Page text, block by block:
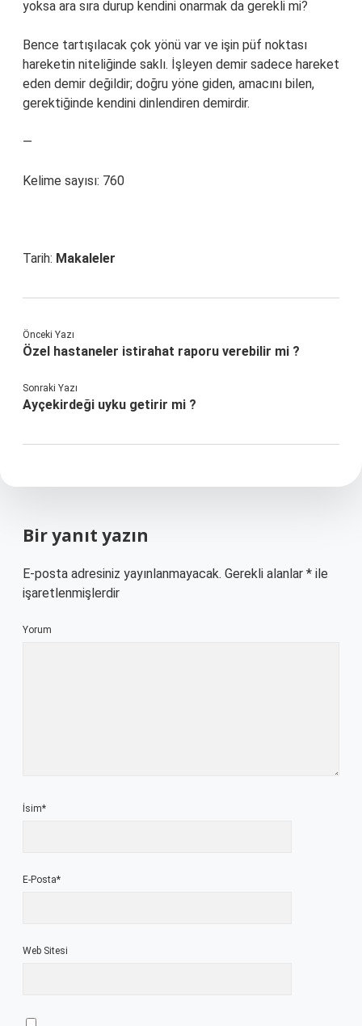
yoksa ara sıra durup kendini onarmak da gerekli mi?
Bence tartışılacak çok yönü var ve işin püf noktası
hareketin niteliğinde saklı. İşleyen demir sadece hareket
eden demir değildir; doğru yöne giden, amacını bilen,
gerektiğinde kendini dinlendiren demirdir.
—
Kelime sayısı: 760
Tarih: Makaleler
Önceki Yazı
Özel hastaneler istirahat raporu verebilir mi ?
Sonraki Yazı
Ayçekirdeği uyku getirir mi ?
Bir yanıt yazın
E-posta adresiniz yayınlanmayacak. Gerekli alanlar * ile
işaretlenmişlerdir
Yorum
İsim*
E-Posta*
Web Sitesi